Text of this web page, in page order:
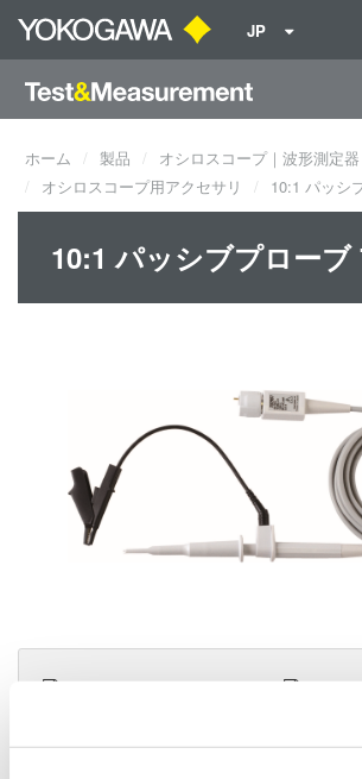
JP
ホーム 製品
オシロスコープ｜波形測定器
オシロスコープ用アクセサリ
10:1 パッシ
10:1 パッシブプローブ
カタログ 取扱